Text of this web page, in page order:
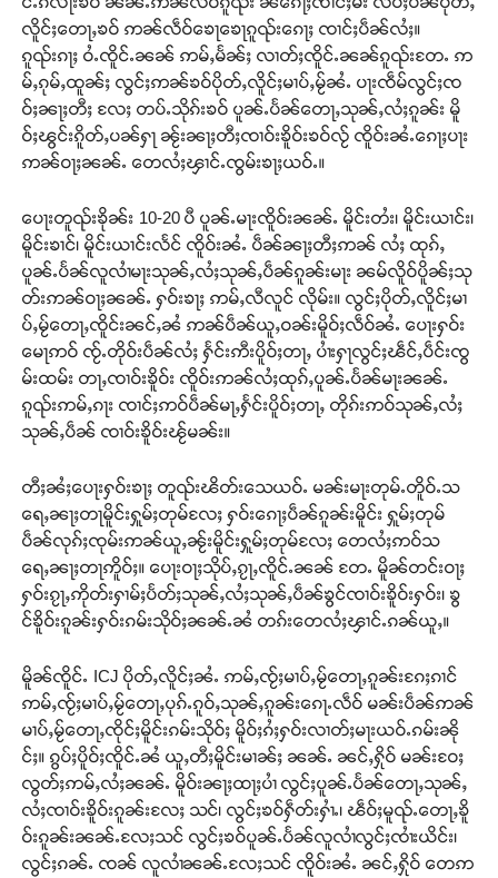
Support SHAN
တႃႇႁႂ်ႈသဵင်ၵၢင်ၸႂ်ၵူၼ်းမိူင်း ၵူႈတီႈၵူႈလႅၼ်ပေႃးတေၸွ
တ်ႇ တူဝ်ႈလုမ်ႈၾႃႉၼၼ်ႉ ၶဝ်ႈႁူမ်ႈၵမ်ႉထႅမ် ၸုမ်းၶၢ
ဝ်ႇၽူႈတွႆႇႁွၵ်ႈ လႆႈယူႇၶႃႈဢေႃႈ။
Donate Now
လိူင်ႈတေႃႇၶဝ် ဢၼ်လဵဝ်ၶေႃၶေႃၵူၺ်းၵေႃႈ ၸၢင်ႈပဵၼ်လႆႈ။
ၵူၺ်းၵႃႈ ဝႆႉၸိူင်ႉၼၼ် ဢမ်ႇမႅၼ်ႈ လၢတ်ႈၸိူင်ႉၼၼ်ၵူၺ်းတႄႉ ဢ
မ်ႇၵုမ်ႇထူၼ်ႈ လွင်ႈဢၼ်ၶဝ်ပိုတ်ႇလိူင်ႈမၢပ်ႇမႂ်ၼႆႉ ပႃးၸဵမ်လွင်ႈၸ
ဝ်ႈၼႃႈတီႈ လႄႈ တပ်ႉသိုၵ်းၶဝ် ပူၼ်ႉပႅၼ်တေႃႇသုၼ်ႇလႆႈၵူၼ်း မိူ
ဝ်ႈၽွင်းၵိူတ်ႇပၼ်ႁႃ ၼႂ်းၼႃႈတီႈၸၢဝ်းၶိူဝ်းၶဝ်လႂ် ၸိူဝ်းၼႆႉၵေႃႈပႃး
ဢၼ်ဝႃႈၼၼ်ႉ တေလႆႈၾၢင်ႉၸွမ်းၶႃႈယဝ်ႉ။
ပေႃးတူၺ်းၶိုၼ်း 10-20 ပီ ပူၼ်ႉမႃးၸိူဝ်းၼၼ်ႉ မိူင်းတႆး၊ မိူင်းယၢင်း၊
မိူင်းၶၢင်၊ မိူင်းယၢင်းလႅင် ၸိူဝ်းၼႆႉ ပဵၼ်ၼႃႈတီႈဢၼ် လႆႈ ထုၵ်ႇ
ပူၼ်ႉပႅၼ်လူလၢႆမႃးသုၼ်ႇလႆႈသုၼ်ႇပဵၼ်ၵူၼ်းမႃး ၼမ်လိူဝ်ပိူၼ်ႈသု
တ်းဢၼ်ဝႃႈၼၼ်ႉ ႁဝ်းၶႃႈ ဢမ်ႇလီလူင် လိုမ်း။ လွင်ႈပိုတ်ႇလိူင်ႈမၢ
ပ်ႇမႂ်တေႃႇၸိူင်းၼင်ႇၼႆ ဢၼ်ပဵၼ်ယူႇဝၼ်းမိူဝ်ႈလဵဝ်ၼႆႉ ပေႃးႁဝ်း
မေႃဢဝ် ၸႂ်ႉတိုဝ်းပဵၼ်လႆႈ ႁႅင်းဢီးပိူဝ်ႈတႃႇ ပၢႆးႁႃလွင်ႈၽဵင်ႇပဵင်းၸွ
မ်းထမ်း တႃႇၸၢဝ်းၶိူဝ်း ၸိူဝ်းဢၼ်လႆႈထုၵ်ႇပူၼ်ႉပႅၼ်မႃးၼၼ်ႉ
ၵူၺ်းဢမ်ႇၵႃး ၸၢင်ႈဢဝ်ပဵၼ်မႃႇႁႅင်းပိူဝ်ႈတႃႇ တိုၵ်းဢဝ်သုၼ်ႇလႆႈ
သုၼ်ႇပဵၼ် ၸၢဝ်းၶိူဝ်းၽႂ်မၼ်း။
တီႈၼႆႈပေႃးႁဝ်းၶႃႈ တူၺ်းၽိတ်းသေယဝ်ႉ မၼ်းမႃးတုမ်ႉတိူဝ်ႉသ
ရေႇၼႃႈတႃမိူင်းႁူမ်ႈတုမ်လႄႈ ႁဝ်းၵေႃႈပဵၼ်ၵူၼ်းမိူင်း ႁူမ်ႈတုမ်
ပဵၼ်လုၵ်ႈၸုမ်းဢၼ်ယူႇၼႂ်းမိူင်းႁူမ်ႈတုမ်လႄႈ တေလႆႈဢဝ်သ
ရေႇၼႃႈတႃဢိူဝ်ႈ။ ပေႃးဝႃႈသိုပ်ႇၵႂႃႇၸိူင်ႉၼၼ် တႄႉ မိူၼ်တင်းဝႃႈ
ႁဝ်းၵႂႃႇဢိုတ်းႁၢမ်ႈပႅတ်ႈသုၼ်ႇလႆႈသုၼ်ႇပဵၼ်ၶွင်ၸၢဝ်းၶိူဝ်းႁဝ်း၊ ၶွ
င်ၶိူဝ်းၵူၼ်းႁဝ်းၵမ်းသိုဝ်ႈၼၼ်ႉၼႆ တၵ်းတေလႆႈၾၢင်ႉၵၼ်ယူႇ။
မိူၼ်ၸိူင်ႉ ICJ ပိုတ်ႇလိူင်ႈၼႆႉ ဢမ်ႇၸႂ်ႈမၢပ်ႇမႂ်တေႃႇၵူၼ်းၵႄႈၵၢင်
ဢမ်ႇၸႂ်ႈမၢပ်ႇမႂ်တေႃႇပုၵ်ႉၵူဝ်ႇသုၼ်ႇၵူၼ်းၵေႃႉလဵဝ် မၼ်းပဵၼ်ဢၼ်
မၢပ်ႇမႂ်တေႃႇၸိုင်ႈမိူင်းၵမ်းသိုဝ်ႈ မိူဝ်ႈၵႆႈႁဝ်းလၢတ်ႈမႃးယဝ်ႉၵမ်းၼို
င်ႈ။ ၵွပ်ႈပိူဝ်ႈၸိူင်ႉၼႆ ယူႇတီႈမိူင်းမၢၼ်ႈ ၼၼ်ႉ ၼင်ႇႁိုဝ် မၼ်းဝႄႈ
လွတ်ႈဢမ်ႇလႆႈၼၼ်ႉ မိူဝ်းၼႃႈထႃႈပၢႆ လွင်ႈပူၼ်ႉပႅၼ်တေႃႇသုၼ်ႇ
လႆႈၸၢဝ်းၶိူဝ်းၵူၼ်းလႄႈ သင်၊ လွင်ႈၶဝ်ႁဵတ်းႁၢႆႉ၊ ၽဵဝ်ႈမူၺ်ႉတေႃႇၶိူ
ဝ်းၵူၼ်းၼၼ်ႉလႄႈသင် လွင်ႈၶဝ်ပူၼ်ႉပႅၼ်လူလၢႆလွင်ႈၸၢႆးယိင်း၊
လွင်ႈၵၼ်ႉ ၸၼ် လူလၢႆၼၼ်ႉလႄႈသင် ၸိူဝ်းၼႆႉ ၼင်ႇႁိုဝ် တေဢ